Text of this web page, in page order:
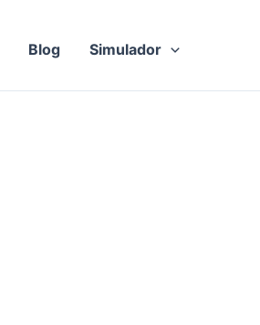
Blog Simulador